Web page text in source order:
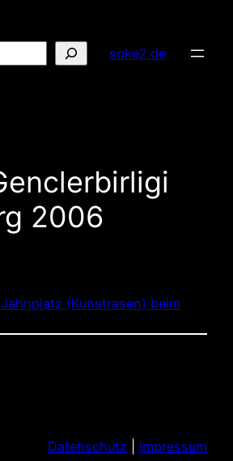
soke2.de
2006
(Kunstrasen) beim
Datenschutz Impressum